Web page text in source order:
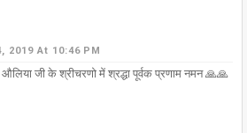
2019 At 10:46 PM
औलिया जी के श्रीचरणो में श्रद्धा पूर्वक प्रणाम नमन 🙏🙏